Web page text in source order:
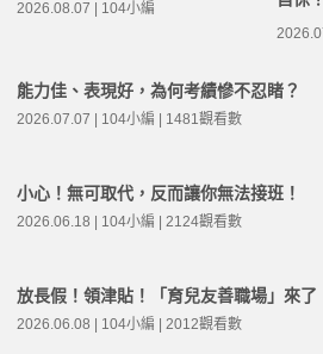
2026.08.07 | 104小編
能力佳、表現好，為何考績慘不忍睹？
2026.07.07 | 104小編 | 1481觀看數
小心！無可取代，反而讓你無法接班！
2026.06.18 | 104小編 | 2124觀看數
放長假！領津貼！「育兒友善職場」來了
2026.06.08 | 104小編 | 2012觀看數